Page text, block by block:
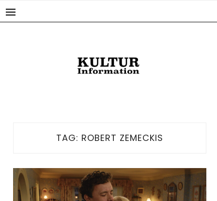
TAG: ROBERT ZEMECKIS